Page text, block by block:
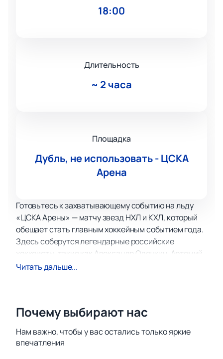
18:00
Длительность
~ 2 часа
Площадка
Дубль, не использовать - ЦСКА
Аренa
Готовьтесь к захватывающему событию на льду
«ЦСКА Арены» — матчу звезд НХЛ и КХЛ, который
обещает стать главным хоккейным событием года.
Здесь соберутся легендарные российские
хоккеисты, такие как Александр Овечкин, Артемий
Панарин, Михаил Сергачев и другие звезды
«ЦСКА Арена» — современная спортивная
атмосферой и отличной видимостью с любого
места. Она станет идеальной ареной для этого
Читать дальше...
Почему выбирают нас
Нам важно, чтобы у вас остались только яркие
впечатления